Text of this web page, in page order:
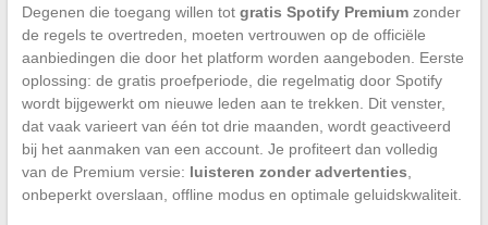
Degenen die toegang willen tot gratis Spotify Premiumzonder
de regels te overtreden, moeten vertrouwen op de officiële
aanbiedingen die door het platform worden aangeboden. Eerste
oplossing: de gratis proefperiode, die regelmatig door Spotify
wordt bijgewerkt om nieuwe leden aan te trekken. Dit venster,
dat vaak varieert van één tot drie maanden, wordt geactiveerd
bij het aanmaken van een account. Je profiteert dan volledig
van de Premium versie: luisteren zonder advertenties
onbeperkt overslaan, offline modus en optimale geluidskwaliteit.